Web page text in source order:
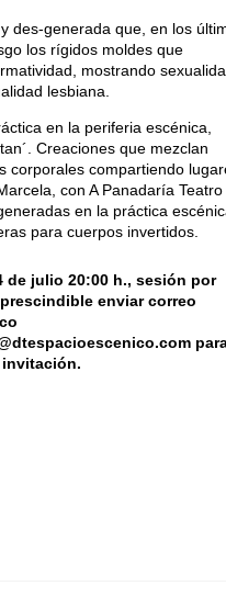
des-generada que, en los
los rígidos moldes que
mostrando
lesbiana.
en la periferia escénica,
Creaciones que mezclan
corporales compartiendo
con A Panadaría Teatro
en la práctica
para cuerpos invertidos.
de julio 20:00 h., sesión por
enviar correo